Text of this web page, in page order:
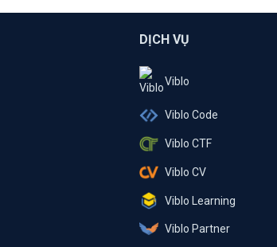
DỊCH VỤ
Viblo
Viblo Code
Viblo CTF
Viblo CV
Viblo Learning
Viblo Partner